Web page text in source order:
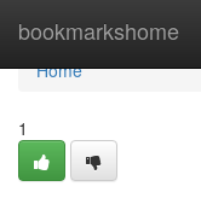
bookmarkshome
Home
Home
1